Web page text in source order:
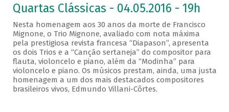
Quartas Clássicas - 04.05.2016 - 19h
Nesta homenagem aos 30 anos da morte de Francisco
Mignone, o Trio Mignone, avaliado com nota máxima
pela prestigiosa revista francesa “Diapason”, apresenta
os dois Trios e a “Canção sertaneja” do compositor para
flauta, violoncelo e piano, além da “Modinha” para
violoncelo e piano. Os músicos prestam, ainda, uma justa
homenagem a um dos mais destacados compositores
brasileiros vivos, Edmundo Villani-Côrtes.